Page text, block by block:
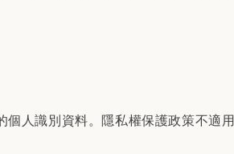
人識別資料。隱私權保護政策不適